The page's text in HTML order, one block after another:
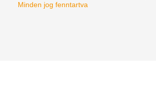
Minden jog fenntartva